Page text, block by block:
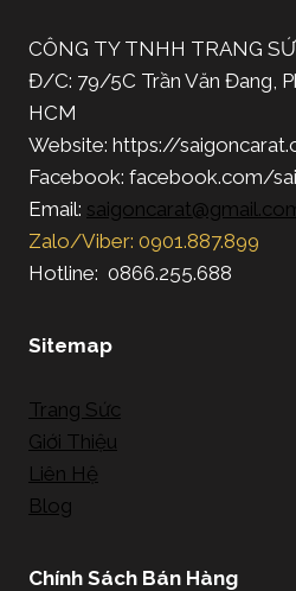
CÔNG TY TNHH TRANG
Đ/C: 79/5C Trần Văn Đang,
HCM
Website: https://
Facebook: facebook.com/
Email:
Zalo/Viber: 0901.887.899
Hotline: 0866.255.688
Sitemap
Trang Sức
Giới Thiệu
Liên Hệ
Blog
Chính Sách Bán Hàng